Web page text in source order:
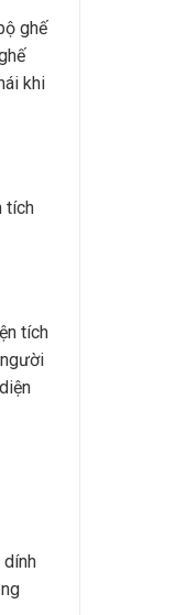
ghế
khi
tích
tích
dính